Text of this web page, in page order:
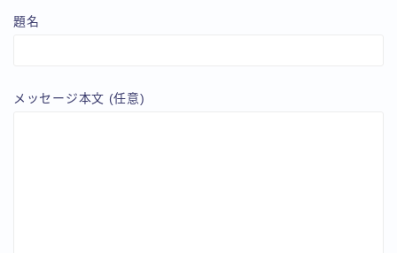
題名
メッセージ本文 (任意)